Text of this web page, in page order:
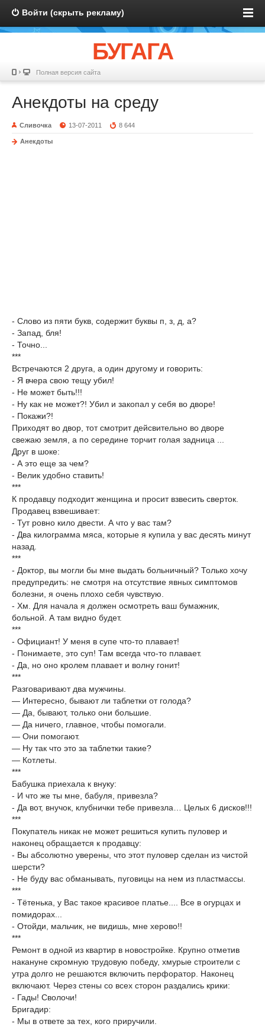
Войти (скрыть рекламу)
БУГАГА
Полная версия сайта
Анекдоты на среду
Сливочка 13-07-2011 8 644
Анекдоты
- Слово из пяти букв, содержит буквы п, з, д, а?
- Запад, бля!
- Точно...
***
Встречаются 2 друга, а один другому и говорить:
- Я вчера свою тещу убил!
- Не может быть!!!
- Ну как не может?! Убил и закопал у себя во дворе!
- Покажи?!
Приходят во двор, тот смотрит дейсвительно во дворе
свежаю земля, а по середине торчит голая задница ...
Друг в шоке:
- А это еще за чем?
- Велик удобно ставить!
***
К продавцу подходит женщина и просит взвесить сверток.
Продавец взвешивает:
- Тут ровно кило двести. А что у вас там?
- Два килограмма мяса, которые я купила у вас десять минут
назад.
***
- Доктор, вы могли бы мне выдать больничный? Только хочу
предупредить: не смотря на отсутствие явных симптомов
болезни, я очень плохо себя чувствую.
- Хм. Для начала я должен осмотреть ваш бумажник,
больной. А там видно будет.
***
- Официант! У меня в супе что-то плавает!
- Понимаете, это суп! Там всегда что-то плавает.
- Да, но оно кролем плавает и волну гонит!
***
Разговаривают два мужчины.
— Интересно, бывают ли таблетки от голода?
— Да, бывают, только они большие.
— Да ничего, главное, чтобы помогали.
— Они помогают.
— Ну так что это за таблетки такие?
— Котлеты.
***
Бабушка приехала к внуку:
- И что же ты мне, бабуля, привезла?
- Да вот, внучок, клубнички тебе привезла… Целых 6 дисков!!!
***
Покупатель никак не может решиться купить пуловер и
наконец обращается к продавцу:
- Вы абсолютно уверены, что этот пуловер сделан из чистой
шерсти?
- Не буду вас обманывать, пуговицы на нем из пластмассы.
***
- Тётенька, у Вас такое красивое платье.... Все в огурцах и
помидорах...
- Отойди, мальчик, не видишь, мне херово!!
***
Ремонт в одной из квартир в новостройке. Крупно отметив
накануне скромную трудовую победу, хмурые строители с
утра долго не решаются включить перфоратор. Наконец
включают. Через стены со всех сторон раздались крики:
- Гады! Сволочи!
Бригадир:
- Мы в ответе за тех, кого приручили.